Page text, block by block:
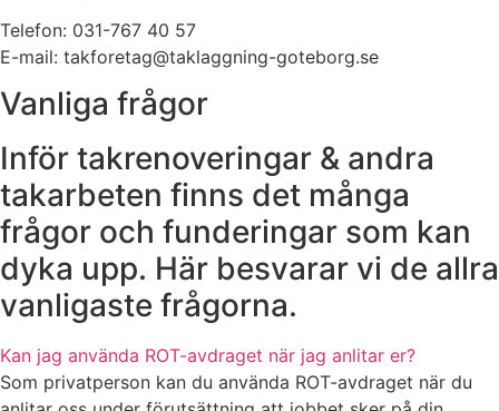
Telefon: 031-767 40 57
E-mail: takforetag@taklaggning-goteborg.se
Vanliga frågor
Inför takrenoveringar & andra
takarbeten finns det många
frågor och funderingar som kan
dyka upp. Här besvarar vi de allra
vanligaste frågorna.
Kan jag använda ROT-avdraget när jag anlitar er?
Som privatperson kan du använda ROT-avdraget när du